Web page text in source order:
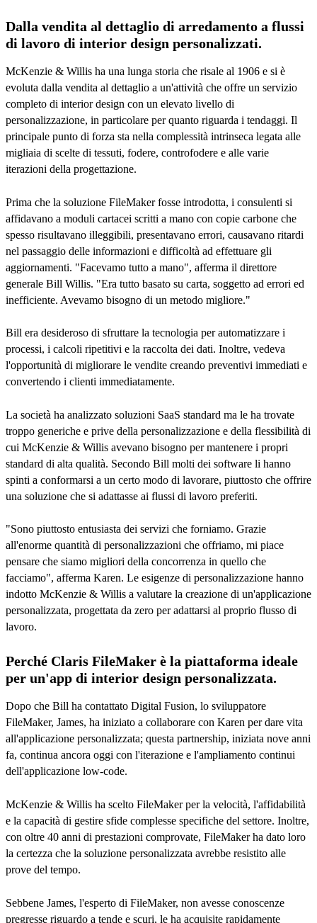
Dalla vendita al dettaglio di arredamento a flussi
di lavoro di interior design personalizzati.
McKenzie & Willis ha una lunga storia che risale al 1906 e si è
evoluta dalla vendita al dettaglio a un'attività che offre un servizio
completo di interior design con un elevato livello di
personalizzazione, in particolare per quanto riguarda i tendaggi. Il
principale punto di forza sta nella complessità intrinseca legata alle
migliaia di scelte di tessuti, fodere, controfodere e alle varie
iterazioni della progettazione.
Prima che la soluzione FileMaker fosse introdotta, i consulenti si
affidavano a moduli cartacei scritti a mano con copie carbone che
spesso risultavano illeggibili, presentavano errori, causavano ritardi
nel passaggio delle informazioni e difficoltà ad effettuare gli
aggiornamenti. "Facevamo tutto a mano", afferma il direttore
generale Bill Willis. "Era tutto basato su carta, soggetto ad errori ed
inefficiente. Avevamo bisogno di un metodo migliore."
Bill era desideroso di sfruttare la tecnologia per automatizzare i
processi, i calcoli ripetitivi e la raccolta dei dati. Inoltre, vedeva
l'opportunità di migliorare le vendite creando preventivi immediati e
convertendo i clienti immediatamente.
La società ha analizzato soluzioni SaaS standard ma le ha trovate
troppo generiche e prive della personalizzazione e della flessibilità di
cui McKenzie & Willis avevano bisogno per mantenere i propri
standard di alta qualità. Secondo Bill molti dei software li hanno
spinti a conformarsi a un certo modo di lavorare, piuttosto che offrire
una soluzione che si adattasse ai flussi di lavoro preferiti.
"Sono piuttosto entusiasta dei servizi che forniamo. Grazie
all'enorme quantità di personalizzazioni che offriamo, mi piace
pensare che siamo migliori della concorrenza in quello che
facciamo", afferma Karen. Le esigenze di personalizzazione hanno
indotto McKenzie & Willis a valutare la creazione di un'applicazione
personalizzata, progettata da zero per adattarsi al proprio flusso di
lavoro.
Perché Claris FileMaker è la piattaforma ideale
per un'app di interior design personalizzata.
Dopo che Bill ha contattato Digital Fusion, lo sviluppatore
FileMaker, James, ha iniziato a collaborare con Karen per dare vita
all'applicazione personalizzata; questa partnership, iniziata nove anni
fa, continua ancora oggi con l'iterazione e l'ampliamento continui
dell'applicazione low-code.
McKenzie & Willis ha scelto FileMaker per la velocità, l'affidabilità
e la capacità di gestire sfide complesse specifiche del settore. Inoltre,
con oltre 40 anni di prestazioni comprovate, FileMaker ha dato loro
la certezza che la soluzione personalizzata avrebbe resistito alle
prove del tempo.
Sebbene James, l'esperto di FileMaker, non avesse conoscenze
pregresse riguardo a tende e scuri, le ha acquisite rapidamente